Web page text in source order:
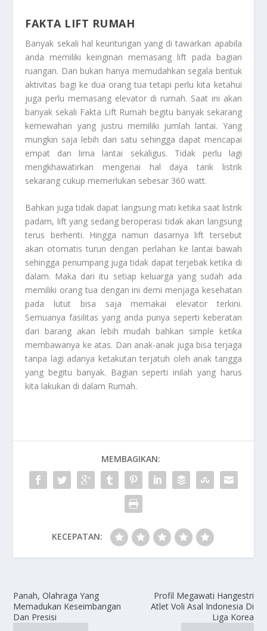
FAKTA LIFT RUMAH
Banyak sekali hal keuntungan yang di tawarkan apabila
anda memiliki keinginan memasang lift pada bagian
ruangan. Dan bukan hanya memudahkan segala bentuk
aktivitas bagi ke dua orang tua tetapi perlu kita ketahui
juga perlu memasang elevator di rumah. Saat ini akan
banyak sekali Fakta Lift Rumah begitu banyak sekarang
kemewahan yang justru memiliki jumlah lantai. Yang
mungkin saja lebih dari satu sehingga dapat mencapai
empat dan lima lantai sekaligus. Tidak perlu lagi
mengkhawatirkan mengenai hal daya tarik listrik
sekarang cukup memerlukan sebesar 360 watt.
Bahkan juga tidak dapat langsung mati ketika saat listrik
padam, lift yang sedang beroperasi tidak akan langsung
terus berhenti. Hingga namun dasarnya lift tersebut
akan otomatis turun dengan perlahan ke lantai bawah
sehingga penumpang juga tidak dapat terjebak ketika di
dalam. Maka dari itu setiap keluarga yang sudah ada
memiliki orang tua dengan ini demi menjaga kesehatan
pada lutut bisa saja memakai elevator terkini.
Semuanya fasilitas yang anda punya seperti keberatan
dari barang akan lebih mudah bahkan simple ketika
membawanya ke atas. Dan anak-anak juga bisa terjaga
tanpa lagi adanya ketakutan terjatuh oleh anak tangga
yang begitu banyak. Bagian seperti inilah yang harus
kita lakukan di dalam Rumah.
MEMBAGIKAN:
KECEPATAN:
Panah, Olahraga Yang
Memadukan Keseimbangan
Dan Presisi
Profil Megawati Hangestri
Atlet Voli Asal Indonesia Di
Liga Korea